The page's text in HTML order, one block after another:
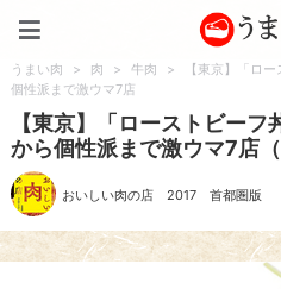
うまい肉 > 肉 > 牛肉 >
【東京】「ロ
個性派まで激ウマ7店
【東京】「ローストビー
から個性派まで激ウマ7店（
おいしい肉の店 2017 首都圏版